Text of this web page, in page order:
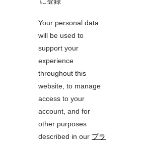
Your personal data
will be used to
support your
experience
throughout this
website, to manage
access to your
account, and for
other purposes
described in our プラ